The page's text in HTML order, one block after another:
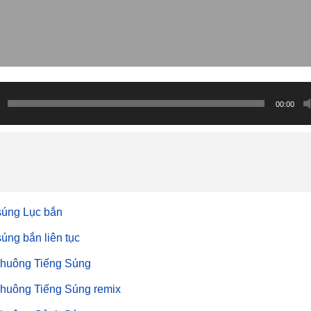
00:00
Lục bắn
bắn liên tục
Tiếng Súng
Tiếng Súng remix